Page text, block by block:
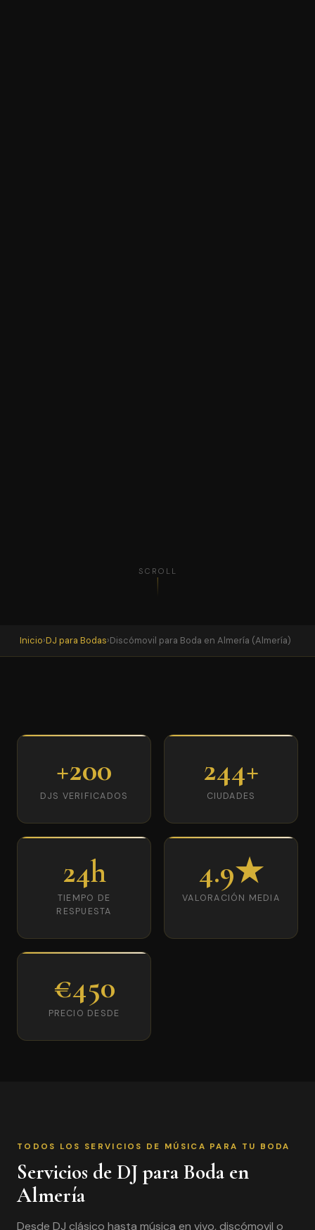
SCROLL
Inicio›DJ para Bodas›Discómovil para Boda en Almería (Almería)
+200
DJS VERIFICADOS
244+
CIUDADES
24h
TIEMPO DE
RESPUESTA
4.9★
VALORACIÓN MEDIA
€450
PRECIO DESDE
TODOS LOS SERVICIOS DE MÚSICA PARA TU BODA
Servicios de DJ para Boda en
Almería
Desde DJ clásico hasta música en vivo, discómovil o